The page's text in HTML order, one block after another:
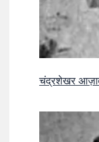
चंद्रशेखर आज़ाद